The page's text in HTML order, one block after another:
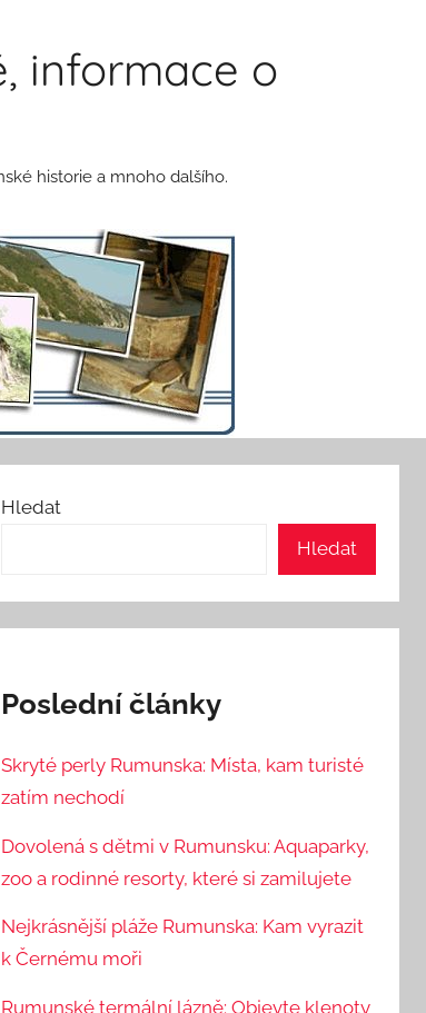
informace o
historie a mnoho dalšího.
Hledat
Hledat
Poslední články
Skryté perly Rumunska: Místa, kam turisté
zatím nechodí
Dovolená s dětmi v Rumunsku: Aquaparky,
zoo a rodinné resorty, které si zamilujete
Nejkrásnější pláže Rumunska: Kam vyrazit
k Černému moři
Rumunské termální lázně: Objevte klenoty